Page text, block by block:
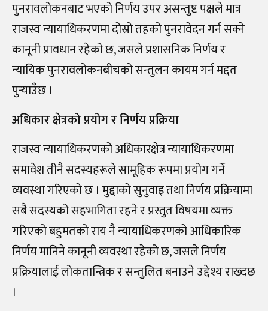
पुनरावलोकनबाट भएको निर्णय उपर असन्तुष्ट पक्षले मात्र
राजस्व न्यायाधिकरणमा दोस्रो तहको पुनरावेदन गर्न सक्ने
कानूनी प्रावधान रहेको छ, जसले प्रशासनिक निर्णय र
न्यायिक पुनरावलोकनबीचको सन्तुलन कायम गर्न मद्दत
पुर्‍याउँछ ।
अधिकार क्षेत्रको प्रयोग र निर्णय प्रक्रिया
राजस्व न्यायाधिकरणको अधिकारक्षेत्र न्यायाधिकरणमा
समावेश तीनै सदस्यहरूले सामूहिक रूपमा प्रयोग गर्ने
व्यवस्था गरिएको छ । मुद्दाको सुनुवाइ तथा निर्णय प्रक्रियामा
सबै सदस्यको सहभागिता रहने र प्रस्तुत विषयमा व्यक्त
गरिएको बहुमतको राय नै न्यायाधिकरणको आधिकारिक
निर्णय मानिने कानूनी व्यवस्था रहेको छ, जसले निर्णय
प्रक्रियालाई लोकतान्त्रिक र सन्तुलित बनाउने उद्देश्य राख्दछ
।